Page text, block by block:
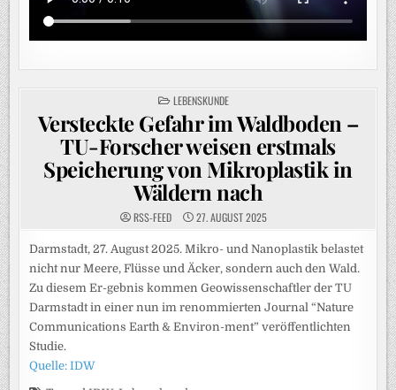
POSTED
IN
LEBENSKUNDE
Versteckte Gefahr im Waldboden –
TU-Forscher weisen erstmals
Speicherung von Mikroplastik in
Wäldern nach
RSS-FEED 27. AUGUST 2025
Darmstadt, 27. August 2025. Mikro- und Nanoplastik belastet
nicht nur Meere, Flüsse und Äcker, sondern auch den Wald.
Zu diesem Er-gebnis kommen Geowissenschaftler der TU
Darmstadt in einer nun im renommierten Journal “Nature
Communications Earth & Environ-ment” veröffentlichten
Studie.
Quelle: IDW